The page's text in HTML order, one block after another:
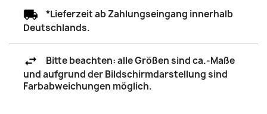
*Lieferzeit ab Zahlungseingang innerhalb
Deutschlands.
Bitte beachten: alle Größen sind ca.-Maße
und aufgrund der Bildschirmdarstellung sind
Farbabweichungen möglich.